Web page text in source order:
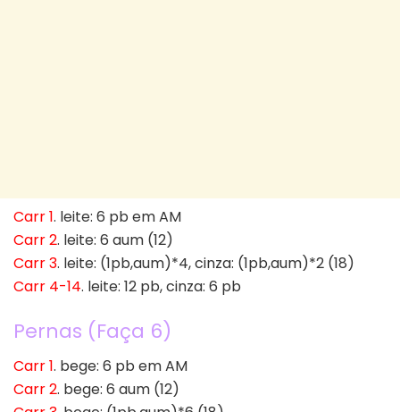
Carr 1. leite: 6 pb em AM
Carr 2. leite: 6 aum (12)
Carr 3. leite: (1pb,aum)*4, cinza: (1pb,aum)*2 (18)
Carr 4-14. leite: 12 pb, cinza: 6 pb
Pernas (Faça 6)
Carr 1. bege: 6 pb em AM
Carr 2. bege: 6 aum (12)